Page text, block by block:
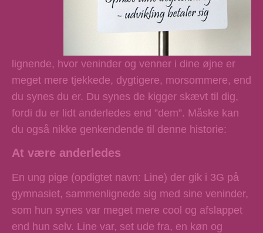
lignende, hvor veninder og venner i dine øjne er
meget mere tjekkede, dygtigere, morsommere, end
du synes du er. Du synes de kigger skævt til dig,
fordi du er lidt anderledes end ”dem”. Måske kan
du også nikke genkendende til denne historie:
At være anderledes
En ung pige (opdigtet navn: Line) der gik i 3G på
gymnasiet, sammenlignede sig med sine veninder,
som hun synes var meget mere cool og afslappet
end hun selv. Line var, set ude fra, en køn og